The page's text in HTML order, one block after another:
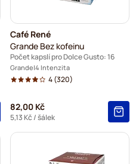
Café René
Grande Bez kofeinu
Počet kapslí pro Dolce Gusto: 16
Grande 4 Intenzita
4(320)
82,00 Kč
5,13 Kč / šálek